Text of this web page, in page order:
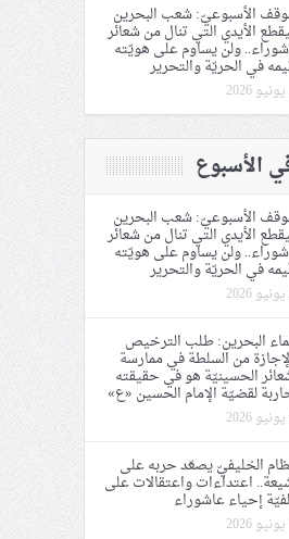
الأسبوعيّ: شعب البحرين
الأيدي التي تنال من شعائر
ولن يساوم على هويّته
في الحريّة والتحرير
الأسبوع
الأسبوعيّ: شعب البحرين
الأيدي التي تنال من شعائر
ولن يساوم على هويّته
في الحريّة والتحرير
البحرين: طلب الترخيص
من السلطة في ممارسة
الحسينيّة هو في حقيقته
لقضيّة الإمام الحسين «ع»
الخليفيّ يصعّد حربه على
اعتداءات واعتقالات على
إحياء عاشوراء